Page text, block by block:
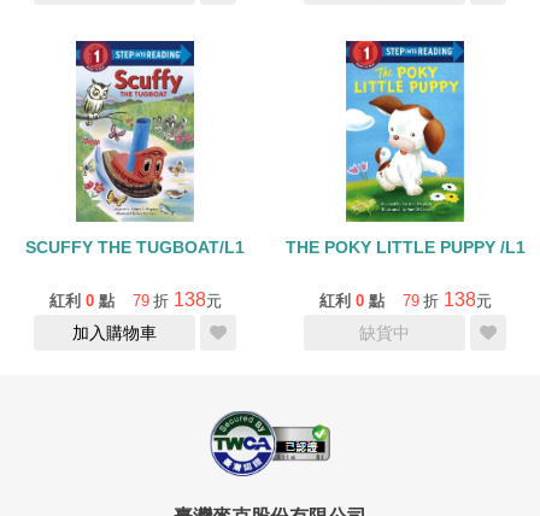
SCUFFY THE TUGBOAT/L1
紅利 0 點 79 折 138元
加入購物車
THE POKY LITTLE PUPPY /L1
紅利 0 點 79 折 138元
缺貨中